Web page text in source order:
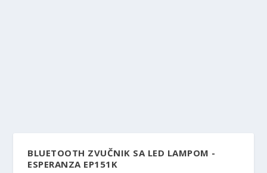
BLUETOOTH ZVUČNIK SA LED LAMPOM -
ESPERANZA EP151K